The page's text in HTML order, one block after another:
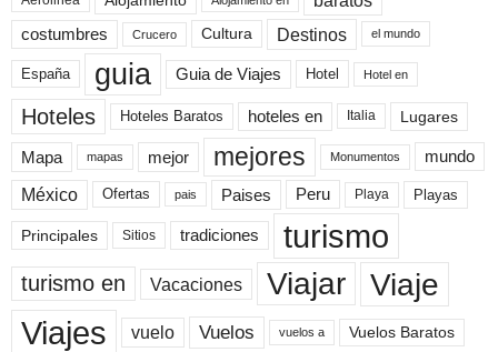
costumbres Crucero Cultura Destinos el mundo
España guia Guia de Viajes Hotel Hotel en
Hoteles Hoteles Baratos hoteles en Italia Lugares
Mapa mapas mejor mejores Monumentos mundo
México Ofertas pais Paises Peru Playa Playas
Principales Sitios tradiciones turismo
turismo en Vacaciones Viajar Viaje
Viajes vuelo Vuelos vuelos a Vuelos Baratos